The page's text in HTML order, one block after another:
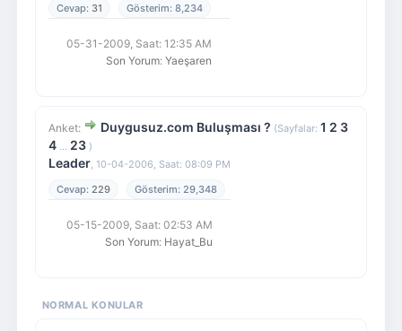
31
8,234
05-31-2009, Saat: 12:35 AM
Son Yorum: Yaeşaren
Anket: Duygusuz.com Buluşması ? (Sayfalar: 1 2 3
4... 23)
Leader, 10-04-2006, Saat: 08:09 PM
229
29,348
05-15-2009, Saat: 02:53 AM
Son Yorum: Hayat_Bu
NORMAL KONULAR